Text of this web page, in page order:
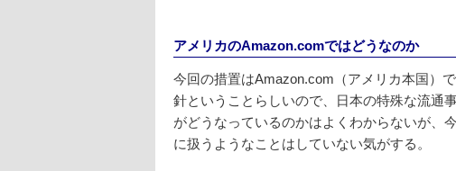
アメリカのAmazon.comではどうなのか
今回の措置はAmazon.com（アメリカ本国）
針ということらしいので、日本の特殊な流通
がどうなっているのかはよくわからないが、
に扱うようなことはしていない気がする。